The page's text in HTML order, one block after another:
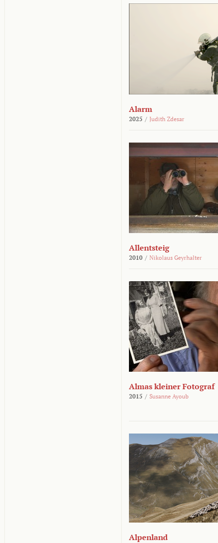
Alarm
2025 / Judith Zdesar
Allentsteig
2010 / Nikolaus Geyrhalter
Almas kleiner Fotograf
2015 / Susanne Ayoub
Alpenland